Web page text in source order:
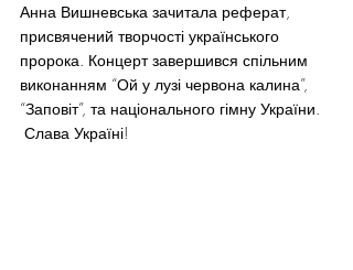
Анна Вишневська зачитала реферат,
присвячений творчості українського
пророка. Концерт завершився спільним
виконанням “Ой у лузі червона калина”,
“Заповіт”, та національного гімну України.
Слава Україні!